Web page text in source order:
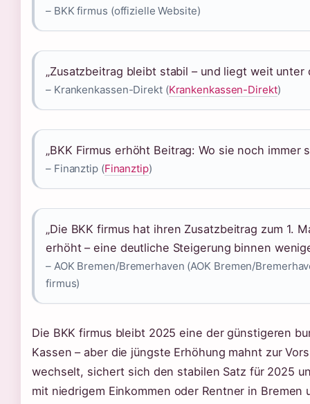
– BKK firmus (offizielle Website)
„Zusatzbeitrag bleibt stabil – und liegt weit unter
– Krankenkassen-Direkt (Krankenkassen-Direkt)
„BKK Firmus erhöht Beitrag: Wo sie noch immer
– Finanztip (Finanztip)
„Die BKK firmus hat ihren Zusatzbeitrag zum 1.
erhöht – eine deutliche Steigerung binnen
– AOK Bremen/Bremerhaven (AOK Bremen/
firmus)
Die BKK firmus bleibt 2025 eine der günstigeren
Kassen – aber die jüngste Erhöhung mahnt zur
wechselt, sichert sich den stabilen Satz für 2025
mit niedrigem Einkommen oder Rentner in Bremen